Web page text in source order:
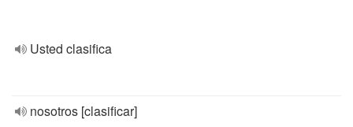
Usted clasifica
nosotros [clasificar]